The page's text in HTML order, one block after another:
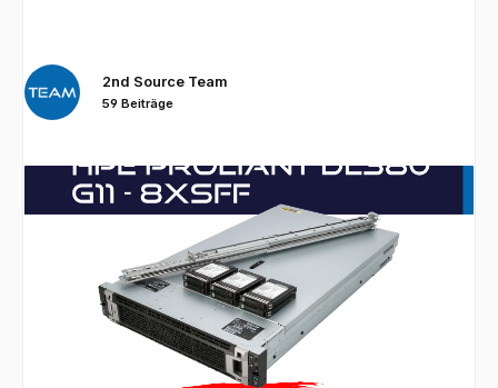
2nd Source Team
59 Beiträge